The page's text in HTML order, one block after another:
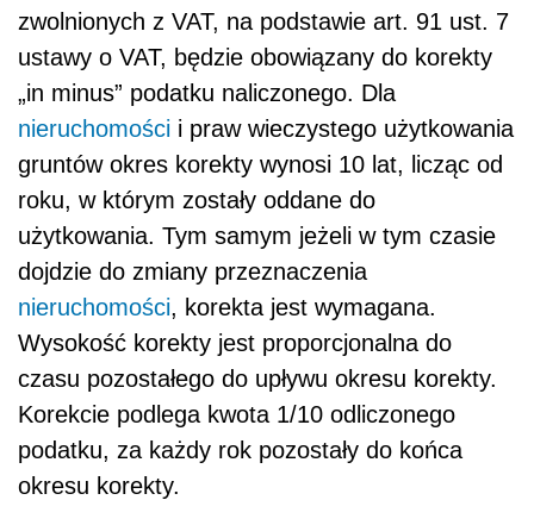
zwolnionych z VAT, na podstawie art. 91 ust. 7
ustawy o VAT, będzie obowiązany do korekty
„in minus” podatku naliczonego. Dla
nieruchomości i praw wieczystego użytkowania
gruntów okres korekty wynosi 10 lat, licząc od
roku, w którym zostały oddane do
użytkowania. Tym samym jeżeli w tym czasie
dojdzie do zmiany przeznaczenia
nieruchomości, korekta jest wymagana.
Wysokość korekty jest proporcjonalna do
czasu pozostałego do upływu okresu korekty.
Korekcie podlega kwota 1/10 odliczonego
podatku, za każdy rok pozostały do końca
okresu korekty.